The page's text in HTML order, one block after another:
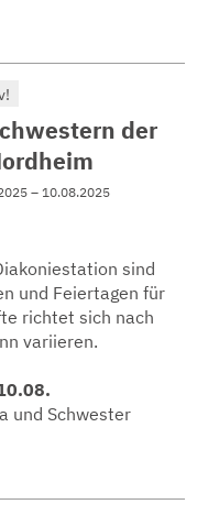
der
– 10.08.2025
sind
und Feiertagen für
richtet sich nach
variieren.
und Schwester